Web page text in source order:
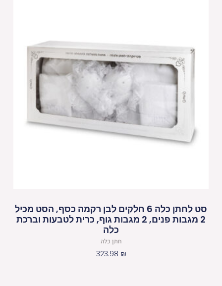
סט לחתן כלה 6 חלקים לבן רקמה כסף, הסט מכיל
2 מגבות פנים, 2 מגבות גוף, כרית לטבעות וברכת
כלה
חתן כלה
323.98 ₪